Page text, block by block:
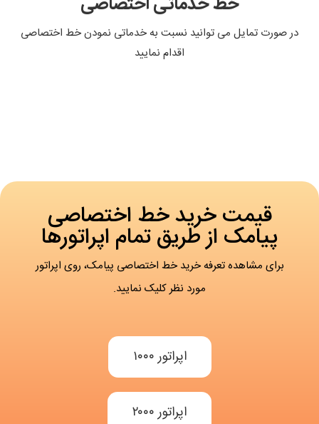
در صورت تمایل می توانید نسبت به خدماتی نمودن خط اختصاصی
اقدام نمایید
قیمت خرید خط اختصاصی
پیامک از طریق تمام اپراتورها
برای مشاهده تعرفه خرید خط اختصاصی پیامک، روی اپراتور
مورد نظر کلیک نمایید.
اپراتور ۱۰۰۰
اپراتور ۲۰۰۰